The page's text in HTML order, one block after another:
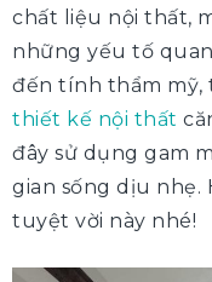
chất liệu nội thất,
những yếu tố
đến tính thẩm mỹ,
thiết kế nội thất
đây sử dụng gam
gian sống dịu nhẹ.
tuyệt vời này nhé!